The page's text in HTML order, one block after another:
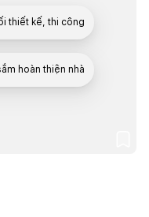
trời giúp phòng ngủ
thiết kế, thi công
hoàn thiện nhà